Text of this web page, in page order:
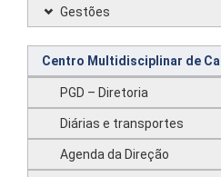
Gestões
Centro Multidisciplinar de
PGD – Diretoria
Diárias e transportes
Agenda da Direção